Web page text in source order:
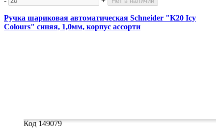
Ручка шариковая автоматическая Schneider "K20 Icy
Colours" синяя, 1,0мм, корпус ассорти
Код 149079